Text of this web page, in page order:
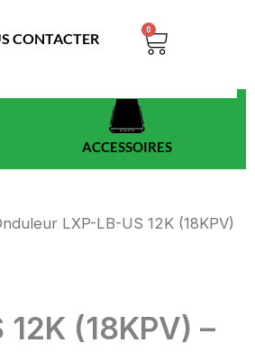
CONTACTER
0
Panier
ACCESSOIRES
LXP-LB-US 12K (18KPV)
(18KPV) –